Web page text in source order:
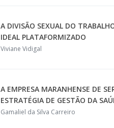
A DIVISÃO SEXUAL DO
IDEAL PLATAFORMIZADO
Viviane Vidigal
A EMPRESA MARANHENSE DE
ESTRATÉGIA DE GESTÃO DA
Gamaliel da Silva Carreiro